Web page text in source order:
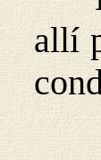
allí